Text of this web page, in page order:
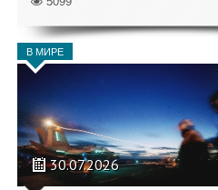
В МИРЕ
30.07.2026